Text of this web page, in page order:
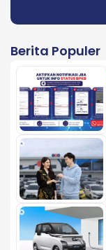
Berita Populer